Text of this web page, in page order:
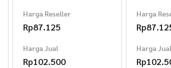
Harga Reseller
Rp87.125
Harga Jual
Rp102.500
Harga
Rp
Harga Jual
Rp